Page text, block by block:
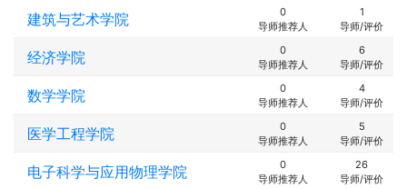
建筑与艺术学院
0
导师推荐人
1
导师/评价
经济学院
0
导师推荐人
6
导师/评价
数学学院
0
导师推荐人
4
导师/评价
医学工程学院
0
导师推荐人
5
导师/评价
电子科学与应用物理学院
0
导师推荐人
26
导师/评价